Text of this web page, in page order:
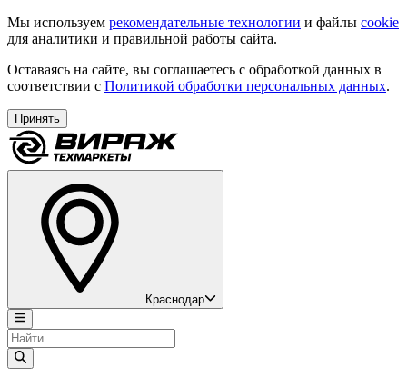
Мы используем рекомендательные технологии и файлы cookie
для аналитики и правильной работы сайта.
Оставаясь на сайте, вы соглашаетесь с обработкой данных в
соответствии с Политикой обработки персональных данных.
Принять
Краснодар